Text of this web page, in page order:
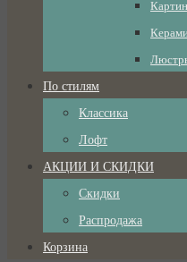
По стилям
Классика
Лофт
АКЦИИ И СКИДКИ
Скидки
Распродажа
Корзина